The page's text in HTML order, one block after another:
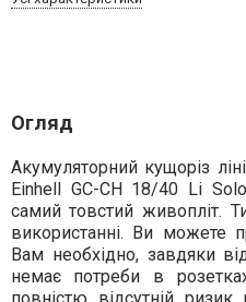
Огляд
Акумуляторний кущоріз
Einhell GC-CH 18/40 Li
самий товстий живопліт.
використанні. Ви можете
Вам необхідно, завдяки
немає потреби в
повністю відсутній